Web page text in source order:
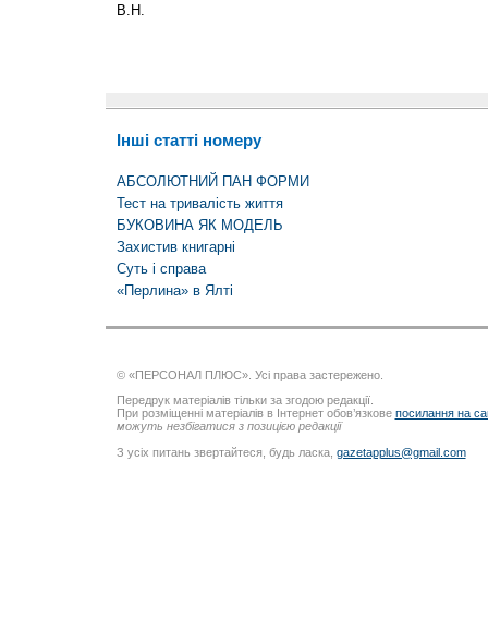
В.Н.
Інші статті номеру
АБСОЛЮТНИЙ ПАН ФОРМИ
Тест на тривалість життя
БУКОВИНА ЯК МОДЕЛЬ
Захистив книгарні
Суть і справа
«Перлина» в Ялті
© «ПЕРСОНАЛ ПЛЮС». Усі права застережено.
Передрук матеріалів тільки за згодою редакції.
При розміщенні матеріалів в Інтернет обов’язкове посилання на
можуть незбігатися з позицією редакції
З усіх питань звертайтеся, будь ласка, gazetapplus@gmail.com